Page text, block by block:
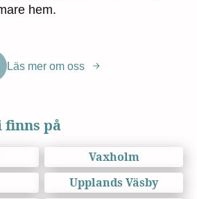
hem.
Läs mer om oss
finns på
Vaxholm
Upplands Väsby